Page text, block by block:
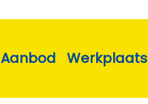
Aanbod Werkplaats